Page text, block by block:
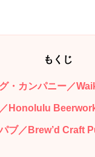
もくじ
・カンパニー／
Honolulu
ブ／Brew’d Craft